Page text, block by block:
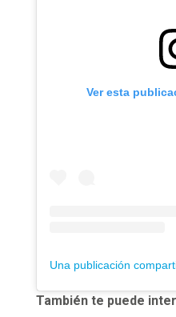
Ver esta
También te puede